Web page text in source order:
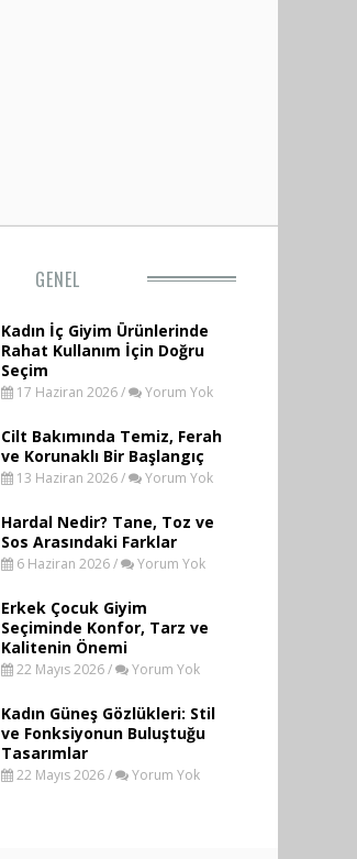
GENEL
Kadın İç Giyim Ürünlerinde
Rahat Kullanım İçin Doğru
Seçim
17 Haziran 2026 / Yorum Yok
Cilt Bakımında Temiz, Ferah
ve Korunaklı Bir Başlangıç
13 Haziran 2026 / Yorum Yok
Hardal Nedir? Tane, Toz ve
Sos Arasındaki Farklar
6 Haziran 2026 / Yorum Yok
Erkek Çocuk Giyim
Seçiminde Konfor, Tarz ve
Kalitenin Önemi
22 Mayıs 2026 / Yorum Yok
Kadın Güneş Gözlükleri: Stil
ve Fonksiyonun Buluştuğu
Tasarımlar
22 Mayıs 2026 / Yorum Yok